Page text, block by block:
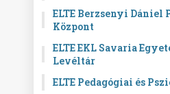
ELTE Berzsenyi Dániel
Központ
ELTE EKL Savaria
Levéltár
ELTE Pedagógiai és